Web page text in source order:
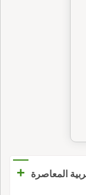
المعاصرة
+